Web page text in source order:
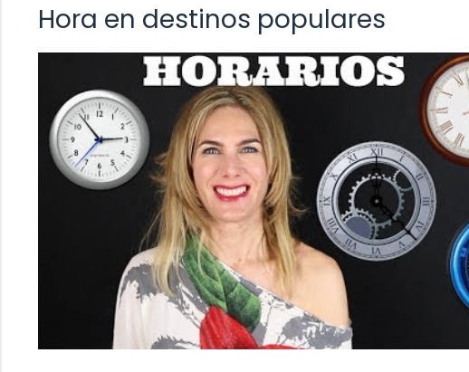
Hora en destinos populares